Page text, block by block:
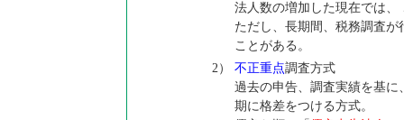
法人数の増加した現在では、
ただし、長期間、税務調査
ことがある。
2）
不正重点調査方式
過去の申告、調査実績を基
期に格差をつける方式。